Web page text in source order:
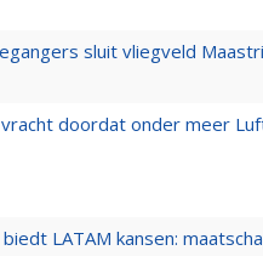
sluit vliegveld
doordat onder meer
LATAM kansen: